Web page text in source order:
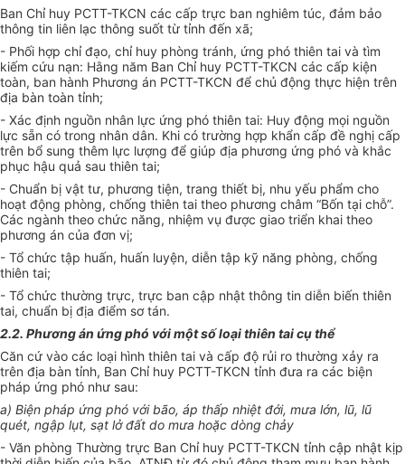
Ban Chỉ huy PCTT-TKCN các cấp trực ban nghiêm túc, đảm bảo
thông tin liên lạc thông suốt từ tỉnh đến xã;
- Phối hợp chỉ đạo, chỉ huy phòng tránh, ứng phó thiên tai và tìm
kiếm cứu nạn: Hằng năm Ban Chỉ huy PCTT-TKCN các cấp kiện
toàn, ban hành Phương án PCTT-TKCN để chủ động thực hiện trên
địa bàn toàn tỉnh;
- Xác định nguồn nhân lực ứng phó thiên tai: Huy động mọi nguồn
lực sẵn có trong nhân dân. Khi có trường hợp khẩn cấp đề nghị cấp
trên bổ sung thêm lực lượng để giúp địa phương ứng phó và khắc
phục hậu quả sau thiên tai;
- Chuẩn bị vật tư, phương tiện, trang thiết bị, nhu yếu phẩm cho
hoạt động phòng, chống thiên tai theo phương châm “Bốn tại chỗ”.
Các ngành theo chức năng, nhiệm vụ được giao triển khai theo
phương án của đơn vị;
- Tổ chức tập huấn, huấn luyện, diễn tập kỹ năng phòng, chống
thiên tai;
- Tổ chức thường trực, trực ban cập nhật thông tin diễn biến thiên
tai, chuẩn bị địa điểm sơ tán.
2.2. Phương án ứng phó với một số loại thiên tai cụ thể
Căn cứ vào các loại hình thiên tai và cấp độ rủi ro thường xảy ra
trên địa bàn tỉnh, Ban Chỉ huy PCTT-TKCN tỉnh đưa ra các biện
pháp ứng phó như sau:
a) Biện pháp ứng phó với bão, áp thấp nhiệt đới, mưa lớn, lũ, lũ
quét, ngập lụt, sạt lở đất do mưa hoặc dòng chảy
- Văn phòng Thường trực Ban Chỉ huy PCTT-TKCN tỉnh cập nhật kịp